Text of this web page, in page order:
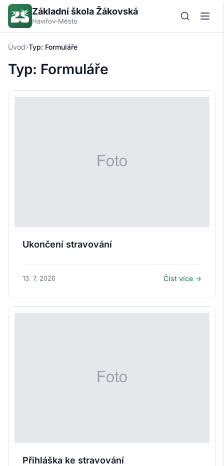
Základní škola Žákovská
Havířov-Město
Úvod›Typ: Formuláře
Typ: Formuláře
Ukončení stravování
13. 7. 2026 Číst více →
Přihláška ke stravování